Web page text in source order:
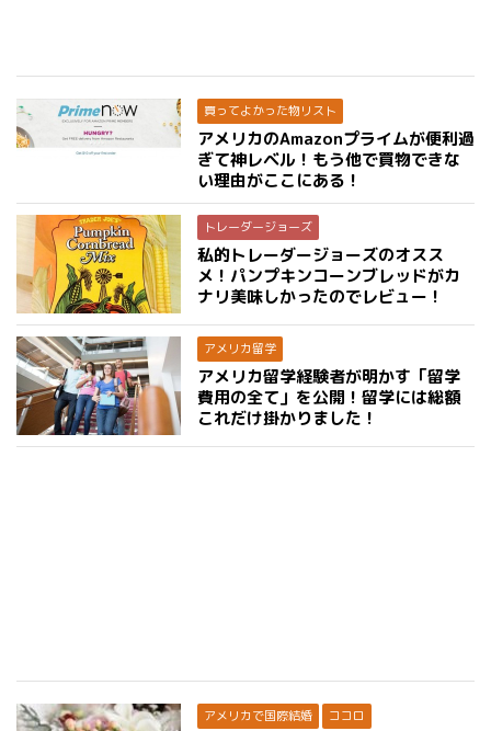
買ってよかった物リスト
アメリカのAmazonプライムが便利過
ぎて神レベル！もう他で買物できな
い理由がここにある！
トレーダージョーズ
私的トレーダージョーズのオスス
メ！パンプキンコーンブレッドがカ
ナリ美味しかったのでレビュー！
アメリカ留学
アメリカ留学経験者が明かす「留学
費用の全て」を公開！留学には総額
これだけ掛かりました！
アメリカで国際結婚 ココロ